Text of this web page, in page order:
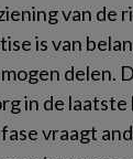
van de
is van
delen.
in de
vraagt